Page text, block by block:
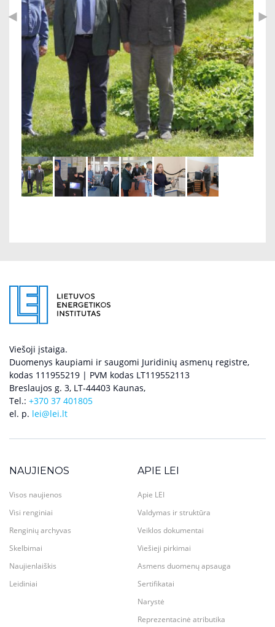
Viešoji įstaiga.
Duomenys kaupiami ir saugomi Juridinių asmenų registre,
kodas 111955219 | PVM kodas LT119552113
Breslaujos g. 3, LT-44403 Kaunas,
Tel.: +370 37 401805
el. p. lei@lei.lt
NAUJIENOS
Visos naujienos
Visi renginiai
Renginių archyvas
Skelbimai
Naujienlaiškis
Leidiniai
APIE LEI
Apie LEI
Valdymas ir struktūra
Veiklos dokumentai
Viešieji pirkimai
Asmens duomenų apsauga
Sertifikatai
Narystė
Reprezentacinė atributika